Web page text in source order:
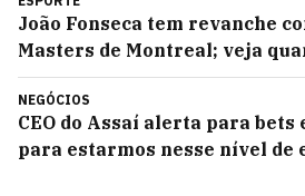
João Fonseca tem revanche
Masters de Montreal; veja
NEGÓCIOS
CEO do Assaí alerta para bets
para estarmos nesse nível de